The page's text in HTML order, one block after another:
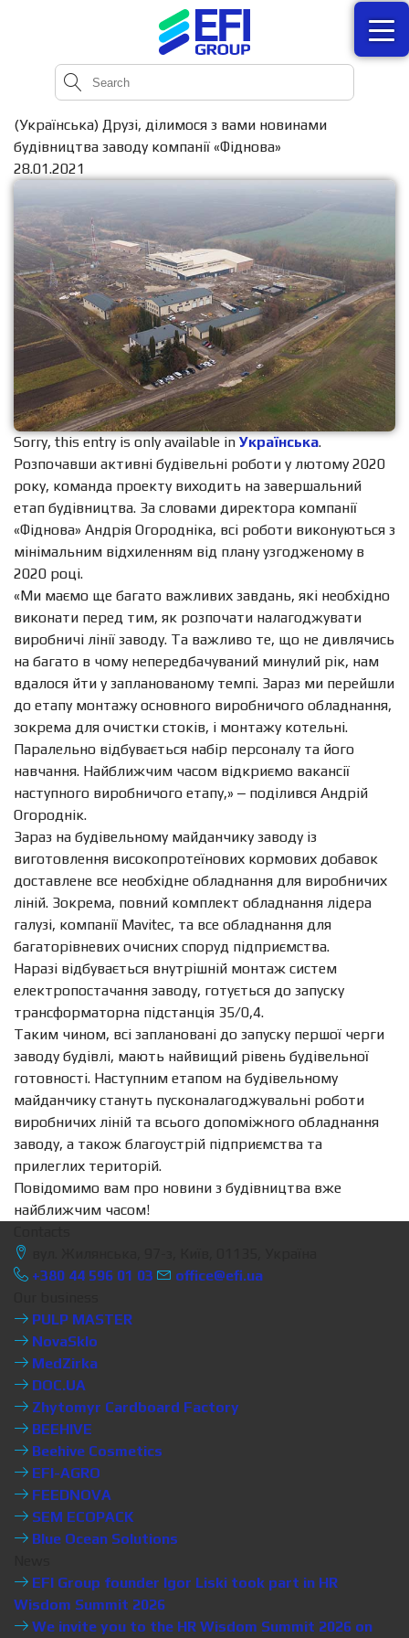
(Українська) Друзі, ділимося з вами новинами
будівництва заводу компанії «Фіднова»
28.01.2021
Sorry, this entry is only available in Українська.
Розпочавши активні будівельні роботи у лютому 2020
року, команда проекту виходить на завершальний
етап будівництва. За словами директора компанії
«Фіднова» Андрія Огородніка, всі роботи виконуються з
мінімальним відхиленням від плану узгодженому в
2020 році.
«Ми маємо ще багато важливих завдань, які необхідно
виконати перед тим, як розпочати налагоджувати
виробничі лінії заводу. Та важливо те, що не дивлячись
на багато в чому непередбачуваний минулий рік, нам
вдалося йти у запланованому темпі. Зараз ми перейшли
до етапу монтажу основного виробничого обладнання,
зокрема для очистки стоків, і монтажу котельні.
Паралельно відбувається набір персоналу та його
навчання. Найближчим часом відкриємо вакансії
наступного виробничого етапу,» ‒ поділився Андрій
Огороднік.
Зараз на будівельному майданчику заводу із
виготовлення високопротеїнових кормових добавок
доставлене все необхідне обладнання для виробничих
ліній. Зокрема, повний комплект обладнання лідера
галузі, компанії Mavitec, та все обладнання для
багаторівневих очисних споруд підприємства.
Наразі відбувається внутрішній монтаж систем
електропостачання заводу, готується до запуску
трансформаторна підстанція 35/0,4.
Таким чином, всі заплановані до запуску першої черги
заводу будівлі, мають найвищий рівень будівельної
готовності. Наступним етапом на будівельному
майданчику стануть пусконалагоджувальні роботи
виробничих ліній та всього допоміжного обладнання
заводу, а також благоустрій підприємства та
прилеглих територій.
Повідомимо вам про новини з будівництва вже
найближчим часом!
+380 44 596 01 03
office@efi.ua
PULP MASTER
NovaSklo
MedZirka
DOC.UA
Zhytomyr Cardboard Factory
BEEHIVE
Beehive Cosmetics
EFI-AGRO
FEEDNOVA
SEM ECOPACK
Blue Ocean Solutions
EFI Group founder Igor Liski took part in HR
Wisdom Summit 2026
We invite you to the HR Wisdom Summit 2026 on